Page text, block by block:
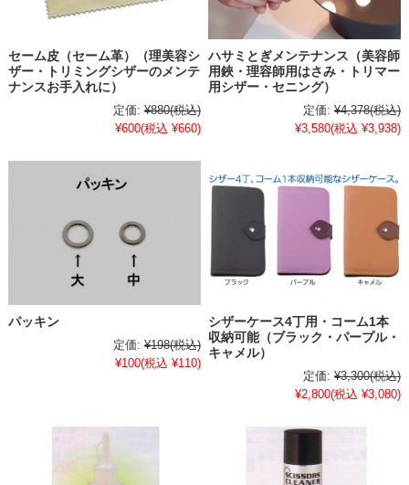
セーム皮（セーム革）（理美容シ
ザー・トリミングシザーのメンテ
ナンスお手入れに）
定価: ¥880(税込)
¥600(税込 ¥660)
ハサミとぎメンテナンス（美容師
用鋏・理容師用はさみ・トリマー
用シザー・セニング）
定価: ¥4,378(税込)
¥3,580(税込 ¥3,938)
パッキン
定価: ¥198(税込)
¥100(税込 ¥110)
シザーケース4丁用・コーム1本
収納可能（ブラック・パープル・
キャメル）
定価: ¥3,300(税込)
¥2,800(税込 ¥3,080)